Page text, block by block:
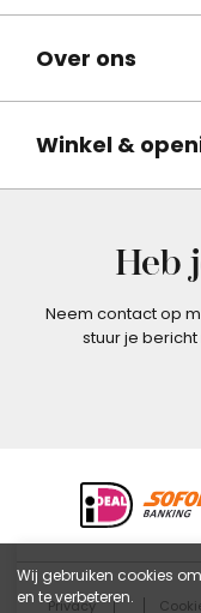
Over ons
Winkel &
Heb
Neem contact op
stuur je
Privacy
Wij gebruiken cookies
en te verbeteren.